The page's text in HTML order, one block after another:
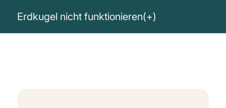
Erdkugel nicht funktionieren(+)